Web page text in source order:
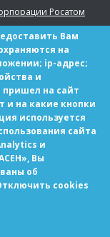
Росатом
защищены
Вам
на
ip-адрес;
и
пришел на сайт
и на какие кнопки
используется
сайта
и
Вы
об
cookies